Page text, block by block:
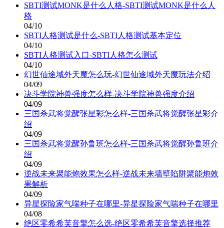
SBTI测试MONK是什么人格-SBTI测试MONK是什么人
格
04/10
SBTI人格测试是什么-SBTI人格测试基本定位
04/10
SBTI人格测试入口-SBTI人格怎么测试
04/10
幻世仙途域外天魔怎么玩-幻世仙途域外天魔玩法介绍
04/09
决斗学院神兽强度怎么样-决斗学院神兽强度介绍
04/09
三国杀武将觉醒张星彩怎么样-三国杀武将觉醒张星彩介
绍
04/09
三国杀武将觉醒孙鲁班怎么样-三国杀武将觉醒孙鲁班介
绍
04/09
逆战未来聚能炮效果怎么样-逆战未来墙壁陷阱聚能炮效
果解析
04/09
异星探险家气喘种子在哪里-异星探险家气喘种子在哪里
04/08
绝区零希希芙音擎怎么选-绝区零希希芙音擎选择推荐